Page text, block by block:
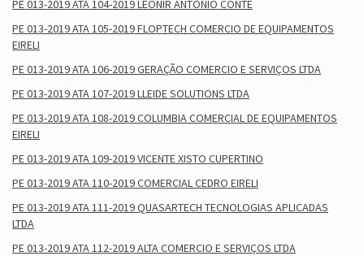
PE 013-2019 ATA 104-2019 LEONIR ANTÔNIO CONTE
PE 013-2019 ATA 105-2019 FLOPTECH COMERCIO DE EQUIPAMENTOS
EIRELI
PE 013-2019 ATA 106-2019 GERAÇÃO COMERCIO E SERVIÇOS LTDA
PE 013-2019 ATA 107-2019 LLEIDE SOLUTIONS LTDA
PE 013-2019 ATA 108-2019 COLUMBIA COMERCIAL DE EQUIPAMENTOS
EIRELI
PE 013-2019 ATA 109-2019 VICENTE XISTO CUPERTINO
PE 013-2019 ATA 110-2019 COMERCIAL CEDRO EIRELI
PE 013-2019 ATA 111-2019 QUASARTECH TECNOLOGIAS APLICADAS
LTDA
PE 013-2019 ATA 112-2019 ALTA COMERCIO E SERVIÇOS LTDA